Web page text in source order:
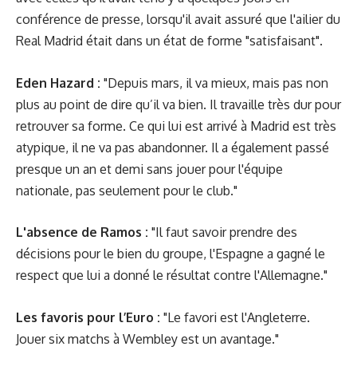
conférence de presse, lorsqu'il avait assuré que l'ailier du
Real Madrid était dans un état de forme "satisfaisant".
Eden Hazard : "Depuis mars, il va mieux, mais pas non
plus au point de dire qu’il va bien. Il travaille très dur pour
retrouver sa forme. Ce qui lui est arrivé à Madrid est très
atypique, il ne va pas abandonner. Il a également passé
presque un an et demi sans jouer pour l'équipe
nationale, pas seulement pour le club."
L'absence de Ramos : "Il faut savoir prendre des
décisions pour le bien du groupe, l'Espagne a gagné le
respect que lui a donné le résultat contre l'Allemagne."
Les favoris pour l’Euro : "Le favori est l'Angleterre.
Jouer six matchs à Wembley est un avantage."